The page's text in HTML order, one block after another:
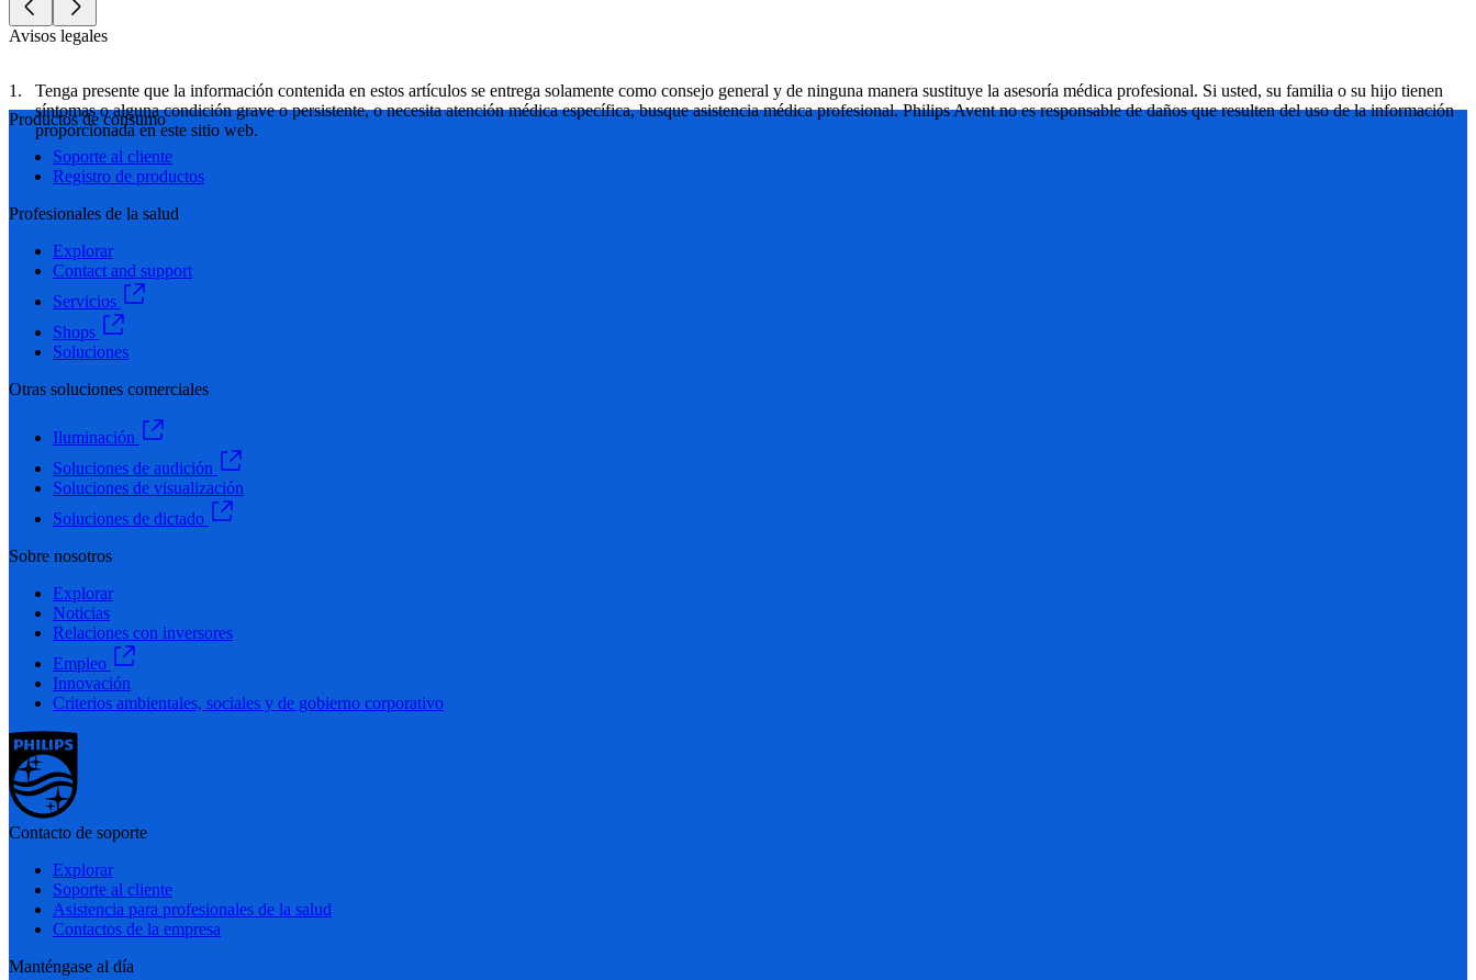
Avisos legales
Tenga presente que la información contenida en estos artículos se entrega solamente como consejo general y de ninguna manera sustituye la asesoría médica profesional. Si usted, su familia o su hijo tienen
síntomas o alguna condición grave o persistente, o necesita atención médica específica, busque asistencia médica profesional. Philips Avent no es responsable de daños que resulten del uso de la información
proporcionada en este sitio web.
Productos de consumo
Soporte al cliente
Registro de productos
Profesionales de la salud
Explorar
Contact and support
Servicios
Shops
Soluciones
Otras soluciones comerciales
Iluminación
Soluciones de audición
Soluciones de visualización
Soluciones de dictado
Sobre nosotros
Explorar
Noticias
Relaciones con inversores
Empleo
Innovación
Criterios ambientales, sociales y de gobierno corporativo
Contacto de soporte
Explorar
Soporte al cliente
Asistencia para profesionales de la salud
Contactos de la empresa
Manténgase al día